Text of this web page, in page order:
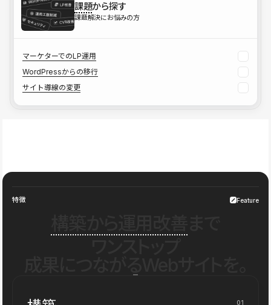
課題から探す
課題解決にお悩みの方
マーケターでのLP運用
WordPressからの移行
サイト導線の変更
特徴 Feature
01